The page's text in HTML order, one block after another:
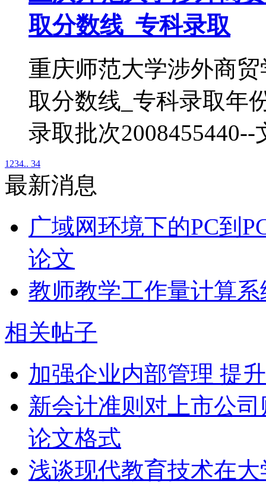
取分数线_专科录取
重庆师范大学涉外商
取分数线_专科录取年
录取批次2008455440--
1 234.. 34
最新消息
广域网环境下的PC到
论文
教师教学工作量计算
相关帖子
加强企业内部管理 提
新会计准则对上市公
论文格式
浅谈现代教育技术在